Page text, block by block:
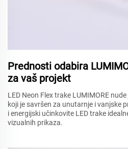
Prednosti odabira
za vaš projekt
LED Neon Flex trake LUMIMORE
koji je savršen za unutarnje i vanjske
i energijski učinkovite LED trake
vizualnih prikaza.